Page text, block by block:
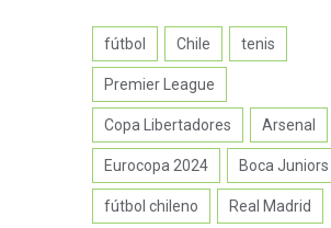
fútbol Chile tenis
Premier League
Copa Libertadores Arsenal
Eurocopa 2024 Boca Juniors
fútbol chileno Real Madrid